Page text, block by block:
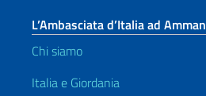
L’Ambasciata d’Italia ad Amman
Chi siamo
Italia e Giordania